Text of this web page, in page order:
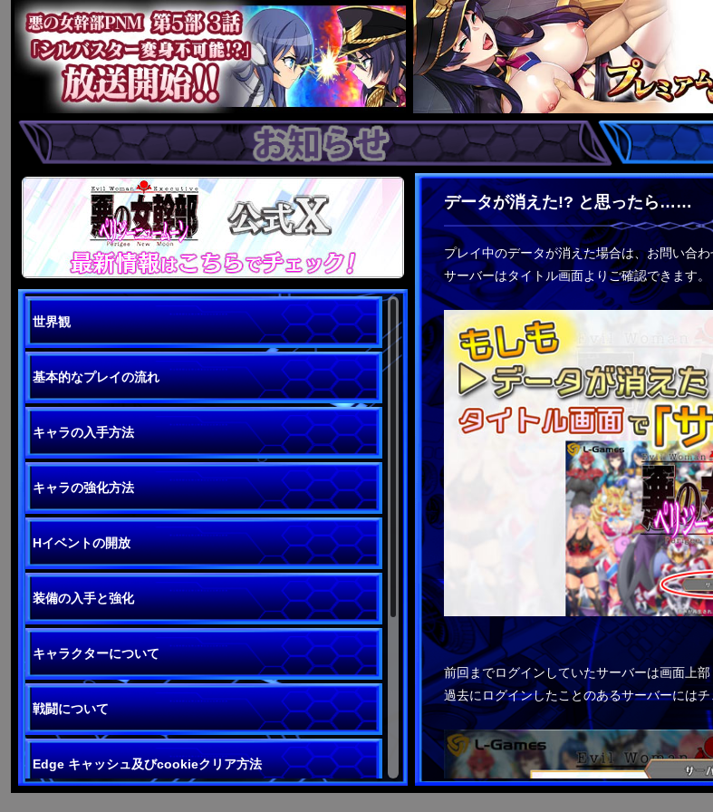
世界観
基本的なプレイの流れ
キャラの入手方法
キャラの強化方法
Hイベントの開放
装備の入手と強化
キャラクターについて
戦闘について
Edge キャッシュ及びcookieクリア方法
データが消えた!? と思ったら……
プレイ中のデータが消えた場合は、お問い合
サーバーはタイトル画面よりご確認できます。
前回までログインしていたサーバーは画面上部
過去にログインしたことのあるサーバーには